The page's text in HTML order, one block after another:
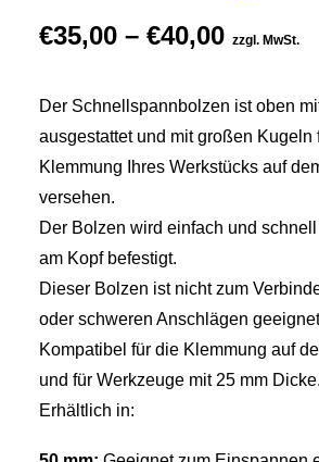
€35,00 – €40,00
bis
€40,00
zzgl. MwSt.
Der Schnellspannbolzen ist oben
ausgestattet und mit großen Kugeln
Klemmung Ihres Werkstücks auf
versehen.
Der Bolzen wird einfach und
am Kopf befestigt.
Dieser Bolzen ist nicht zum
oder schweren Anschlägen
Kompatibel für die Klemmung auf
und für Werkzeuge mit 25 mm Dicke.
Erhältlich in: